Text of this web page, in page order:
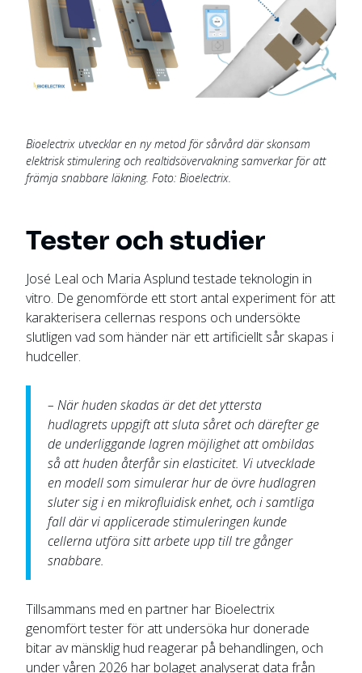
Bioelectrix utvecklar en ny metod för sårvård där skonsam
elektrisk stimulering och realtidsövervakning samverkar för att
främja snabbare läkning. Foto: Bioelectrix.
Tester och studier
José Leal och Maria Asplund testade teknologin in
vitro. De genomförde ett stort antal experiment för att
karakterisera cellernas respons och undersökte
slutligen vad som händer när ett artificiellt sår skapas i
hudceller.
– När huden skadas är det det yttersta
hudlagrets uppgift att sluta såret och därefter ge
de underliggande lagren möjlighet att ombildas
så att huden återfår sin elasticitet. Vi utvecklade
en modell som simulerar hur de övre hudlagren
sluter sig i en mikrofluidisk enhet, och i samtliga
fall där vi applicerade stimuleringen kunde
cellerna utföra sitt arbete upp till tre gånger
snabbare.
Tillsammans med en partner har Bioelectrix
genomfört tester för att undersöka hur donerade
bitar av mänsklig hud reagerar på behandlingen, och
under våren 2026 har bolaget analyserat data från